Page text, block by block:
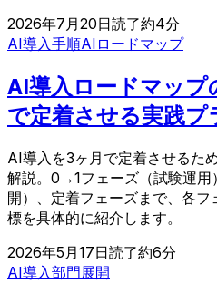
2026年7月20日読了約4分
AI導入手順AIロードマップ
AI導入ロードマッ
で定着させる実践プ
AI導入を3ヶ月で定着させるた
解説。0→1フェーズ（試験運
開）、定着フェーズまで、各
標を具体的に紹介します。
2026年5月17日読了約6分
AI導入部門展開